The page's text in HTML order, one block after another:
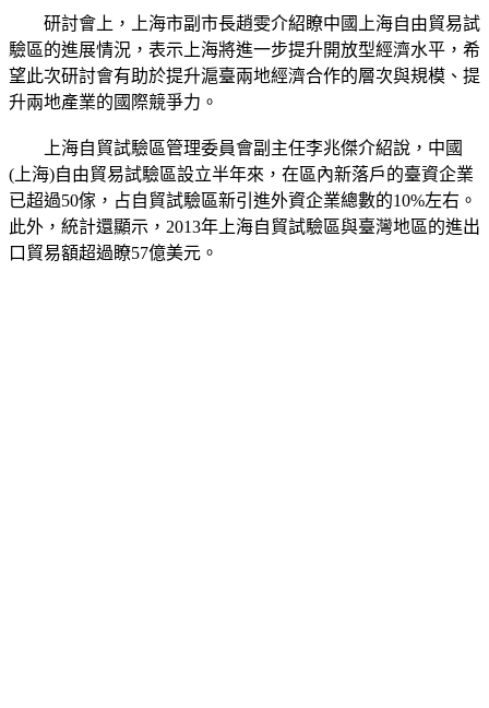
研討會上，上海市副市長趙雯介紹瞭中國上海自由貿易試
驗區的進展情況，表示上海將進一步提升開放型經濟水平，希
望此次研討會有助於提升滬臺兩地經濟合作的層次與規模、提
升兩地產業的國際競爭力。
上海自貿試驗區管理委員會副主任李兆傑介紹說，中國
(上海)自由貿易試驗區設立半年來，在區內新落戶的臺資企業
已超過50傢，占自貿試驗區新引進外資企業總數的10%左右。
此外，統計還顯示，2013年上海自貿試驗區與臺灣地區的進出
口貿易額超過瞭57億美元。